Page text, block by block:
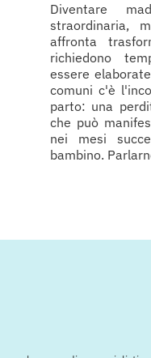
Diventare
straordinaria,
affronta
richiedono
essere
comuni c'è
parto: una
che può
nei mesi
bambino.